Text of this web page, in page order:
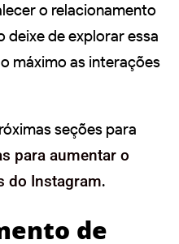
o relacionamento
deixe de explorar essa
máximo as interações
seções para
para aumentar o
do Instagram.
de